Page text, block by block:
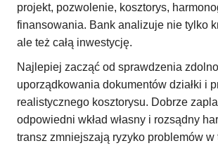
projekt, pozwolenie, kosztorys,
finansowania. Bank analizuje nie tylko
ale też całą inwestycję.
Najlepiej zacząć od sprawdzenia
uporządkowania dokumentów działki i
realistycznego kosztorysu. Dobrze
odpowiedni wkład własny i rozsądny
transz zmniejszają ryzyko problemów